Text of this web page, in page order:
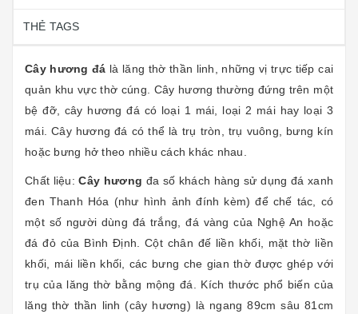
THẺ TAGS
Cây hương đá là lăng thờ thần linh, những vị trực tiếp cai
quản khu vực thờ cúng. Cây hương thường đứng trên một
bệ đỡ, cây hương đá có loại 1 mái, loại 2 mái hay loại 3
mái. Cây hương đá có thể là trụ tròn, trụ vuông, bưng kín
hoặc bưng hở theo nhiều cách khác nhau.
Chất liệu:Cây hương đa số khách hàng sử dụng đá xanh
đen Thanh Hóa (như hình ảnh đính kèm) để chế tác, có
một số người dùng đá trắng, đá vàng của Nghệ An hoặc
đá đỏ của Bình Định. Cột chân đế liền khối, mặt thờ liền
khối, mái liền khối, các bưng che gian thờ được ghép với
trụ của lăng thờ bằng mộng đá. Kích thước phổ biến của
lăng thờ thần linh (cây hương) là ngang 89cm sâu 81cm